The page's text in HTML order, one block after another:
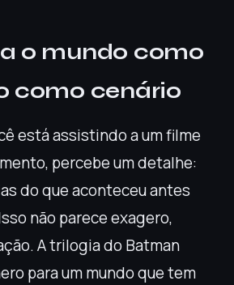
o mundo como
como cenário
está assistindo a um filme
percebe um detalhe:
do que aconteceu antes
não parece exagero,
A trilogia do Batman
para um mundo que tem